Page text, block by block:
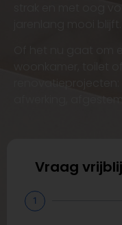
strak en met oog
Vraag
1